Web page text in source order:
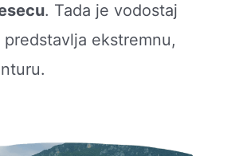
. Tada je vodostaj
ekstremnu,